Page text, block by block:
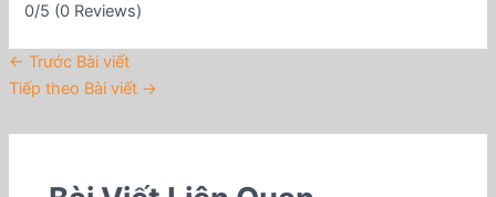
0/5 (0 Reviews)
← Trước Bài viết
Tiếp theo Bài viết →